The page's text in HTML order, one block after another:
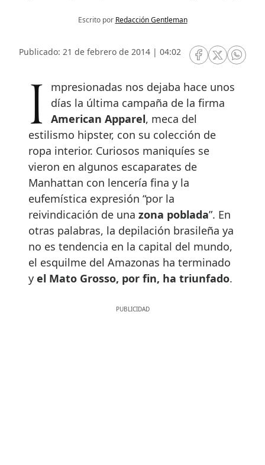
Escrito por Redacción Gentleman
Publicado: 21 de febrero de 2014 | 04:02
RRSS Facebook
RRSSRRSS
Impresionadas nos dejaba hace unos
días la última campaña de la firma
American Apparel, meca del
estilismo hipster, con su colección de
ropa interior. Curiosos maniquíes se
vieron en algunos escaparates de
Manhattan con lencería fina y la
eufemística expresión “por la
reivindicación de una zona poblada”. En
otras palabras, la depilación brasileña ya
no es tendencia en la capital del mundo,
el esquilme del Amazonas ha terminado
y el Mato Grosso, por fin, ha triunfado.